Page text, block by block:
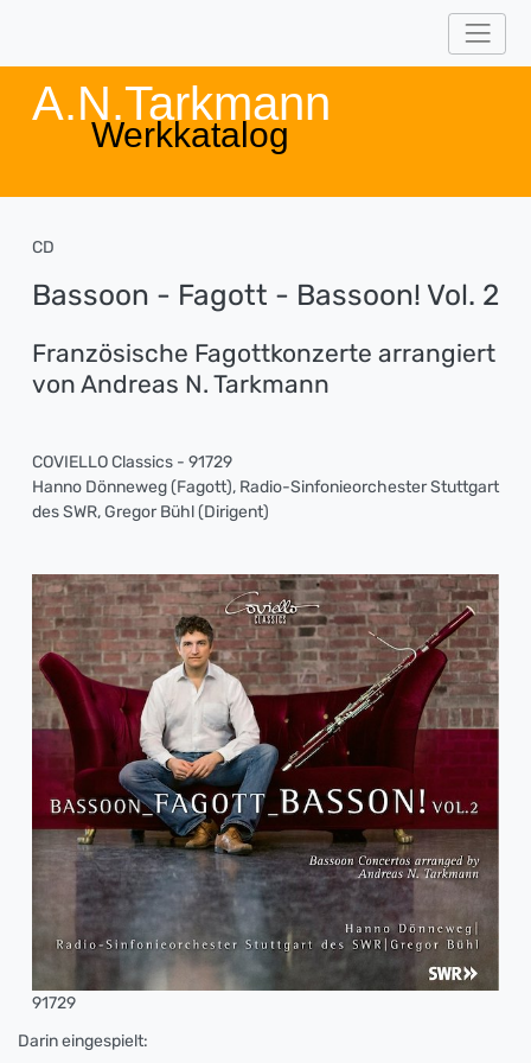
A.N.Tarkmann
Werkkatalog
CD
Bassoon - Fagott - Bassoon! Vol. 2
Französische Fagottkonzerte arrangiert
von Andreas N. Tarkmann
COVIELLO Classics - 91729
Hanno Dönneweg (Fagott), Radio-Sinfonieorchester Stuttgart
des SWR, Gregor Bühl (Dirigent)
91729
Darin eingespielt: